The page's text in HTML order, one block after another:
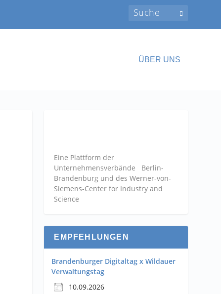
ÜBER UNS
Eine Plattform der
Unternehmensverbände Berlin-
Brandenburg und des Werner-von-
Siemens-Center for Industry and
Science
EMPFEHLUNGEN
Brandenburger Digitaltag x Wildauer
Verwaltungstag
10.09.2026